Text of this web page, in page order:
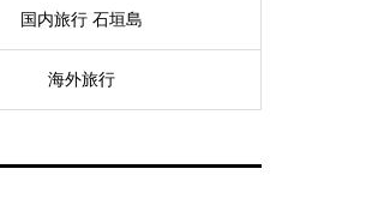
国内旅行 石垣島
海外旅行